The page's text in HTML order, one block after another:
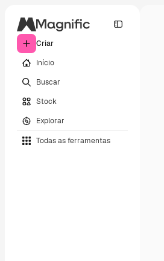
Criar
Início
Buscar
Stock
Explorar
Todas as ferramentas